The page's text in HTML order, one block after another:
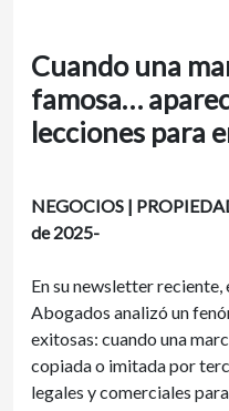
Cuando una
famosa…
lecciones para
NEGOCIOS |
de 2025-
En su newsletter
Abogados analizó un
exitosas: cuando una
copiada o imitada por
legales y comerciales